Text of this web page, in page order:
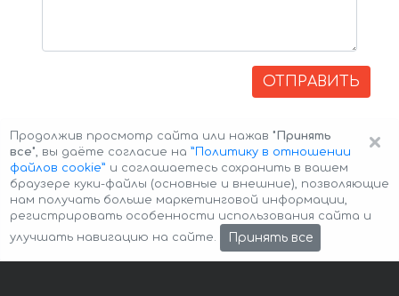
ОТПРАВИТЬ
Авторские права © 2026 Авто-Аренда Cookie Policy
×
Продолжив просмотр сайта или нажав "Принять
все", вы даёте согласие на ”Политику в отношении
файлов cookie” и соглашаетесь сохранить в вашем
браузере куки-файлы (основные и внешние), позволяющие
нам получать больше маркетинговой информации,
регистрировать особенности использования сайта и
улучшать навигацию на сайте.
Принять все